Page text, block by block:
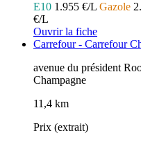
E10 1.955 €/L Gazole
€/L
Ouvrir la fiche
Carrefour - Carrefour
avenue du président
Champagne
11,4 km
Prix (extrait)